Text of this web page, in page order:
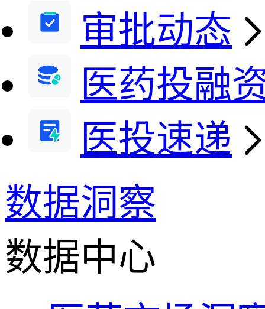
审批动态
医药投融
医投速递
数据洞察
数据中心